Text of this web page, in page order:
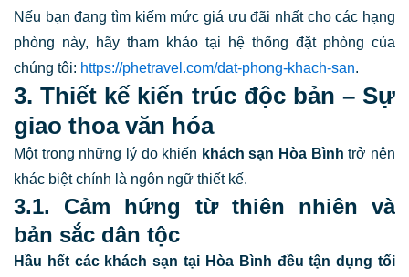
Nếu bạn đang tìm kiếm mức giá ưu đãi nhất cho các hạng
phòng này, hãy tham khảo tại hệ thống đặt phòng của
chúng tôi: https://phetravel.com/dat-phong-khach-san.
3. Thiết kế kiến trúc độc bản – Sự
giao thoa văn hóa
Một trong những lý do khiến khách sạn Hòa Bình trở nên
khác biệt chính là ngôn ngữ thiết kế.
3.1. Cảm hứng từ thiên nhiên và
bản sắc dân tộc
Hầu hết các khách sạn tại Hòa Bình đều tận dụng tối